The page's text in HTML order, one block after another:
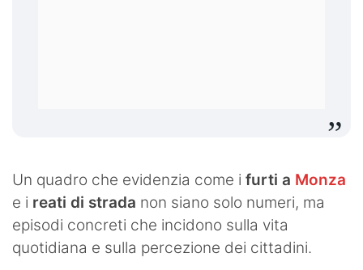
Un quadro che evidenzia come i furti a Monza
e i reati di strada non siano solo numeri, ma
episodi concreti che incidono sulla vita
quotidiana e sulla percezione dei cittadini.